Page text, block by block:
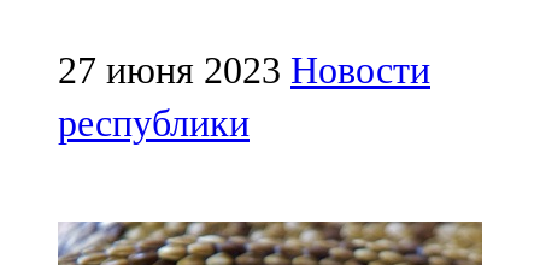
Кукмара
107,9 FM
Лениногорский
102,1 FM
27 июня 2023 Новости
республики